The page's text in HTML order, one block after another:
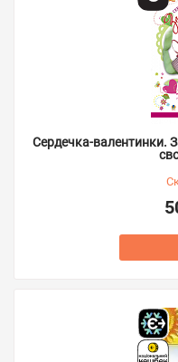
Сердечка-валентинки.